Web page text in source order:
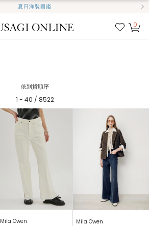
夏日洋裝圖鑑
我的
0
依到貨順序
1 - 40 / 8522
Mila Owen Mila Owen